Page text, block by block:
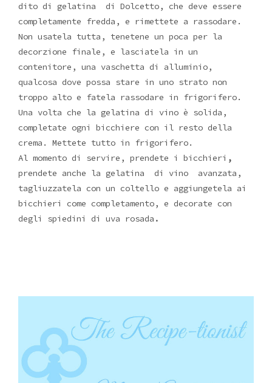
dito di gelatina di Dolcetto, che deve essere
completamente fredda, e rimettete a rassodare.
Non usatela tutta, tenetene un poca per la
decorzione finale, e lasciatela in un
contenitore, una vaschetta di alluminio,
qualcosa dove possa stare in uno strato non
troppo alto e fatela rassodare in frigorifero.
Una volta che la gelatina di vino è solida,
completate ogni bicchiere con il resto della
crema. Mettete tutto in frigorifero.
Al momento di servire, prendete i bicchieri ,
prendete anche la gelatina di vino avanzata,
tagliuzzatela con un coltello e aggiungetela ai
bicchieri come completamento, e decorate con
degli spiedini di uva rosada .